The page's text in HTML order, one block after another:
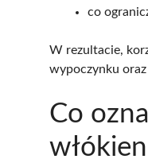
co
W rezultacie,
wypoczynku
Co